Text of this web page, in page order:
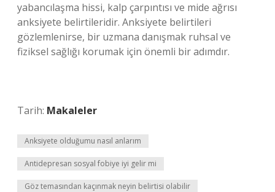
yabancılaşma hissi, kalp çarpıntısı ve mide ağrısı
anksiyete belirtileridir. Anksiyete belirtileri
gözlemlenirse, bir uzmana danışmak ruhsal ve
fiziksel sağlığı korumak için önemli bir adımdır.
Tarih: Makaleler
Anksiyete olduğumu nasıl anlarım
Antidepresan sosyal fobiye iyi gelir mi
Göz temasından kaçınmak neyin belirtisi olabilir